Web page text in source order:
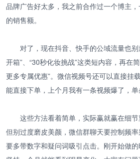
品牌广告好太多，我之前合作过一个博主
的销售额。
对了，现在抖音、快手的公域流量也
开箱”、“30秒化妆挑战”这类短内容，再在
更多专属优惠”。微信视频号还可以直接挂
能直接下单，上个月我有一条视频爆了，单
这些方法看着简单，实际赢就赢在细
但别过度磨皮美颜，微信群聊天要控制频
要多带数字和疑问词吸引点击。刚开始做